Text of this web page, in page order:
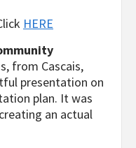
HERE
from Cascais,
presentation on
plan. It was
an actual